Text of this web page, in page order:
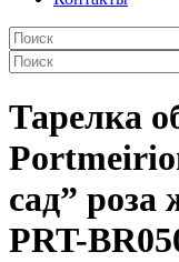
Тарелка
сад”
PRT-